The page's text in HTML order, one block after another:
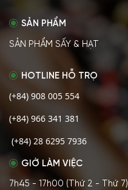
SẢN PHẨM
SẢN PHẨM SẤY & HẠT
HOTLINE HỖ TRỌ
(+84) 908 005 554
(+84) 966 341 381
(+84) 28 6295 7936
GIỜ LÀM VIỆC
7h45 - 17h00 (Thứ 2 - Thứ 7)